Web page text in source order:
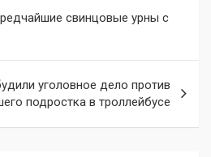
свинцовые урны с
уголовное дело против
подростка в троллейбусе